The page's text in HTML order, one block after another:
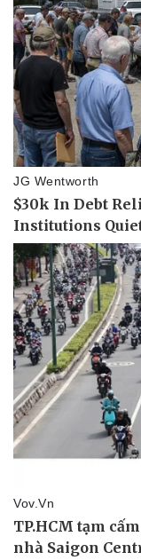
Pháp luật
Vụ án
Tin nóng
Tư vấn luật